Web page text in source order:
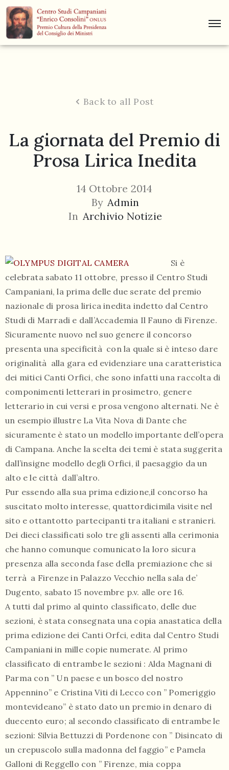
Centro
Museo
Curiosità
centrocampana@tiscali.it
Back to all Post
La giornata del Premio di
Prosa Lirica Inedita
14 Ottobre 2014
By Admin
In Archivio Notizie
Si è
celebrata sabato 11 ottobre, presso il Centro Studi
Campaniani, la prima delle due serate del premio
nazionale di prosa lirica inedita indetto dal Centro
Studi di Marradi e dall’Accademia Il Fauno di Firenze.
Sicuramente nuovo nel suo genere il concorso
presenta una specificità con la quale si è inteso dare
originalità alla gara ed evidenziare una caratteristica
dei mitici Canti Orfici, che sono infatti una raccolta di
componimenti letterari in prosimetro, genere
letterario in cui versi e prosa vengono alternati. Ne è
un esempio illustre La Vita Nova di Dante che
sicuramente è stato un modello importante dell’opera
di Campana. Anche la scelta dei temi è stata suggerita
dall’insigne modello degli Orfici, il paesaggio da un
alto e le città dall’altro.
Pur essendo alla sua prima edizione,il concorso ha
suscitato molto interesse, quattordicimila visite nel
sito e ottantotto partecipanti tra italiani e stranieri.
Dei dieci classificati solo tre gli assenti alla cerimonia
che hanno comunque comunicato la loro sicura
presenza alla seconda fase della premiazione che si
terrà a Firenze in Palazzo Vecchio nella sala de’
Dugento, sabato 15 novembre p.v. alle ore 16.
A tutti dal primo al quinto classificato, delle due
sezioni, è stata consegnata una copia anastatica della
prima edizione dei Canti Orfci, edita dal Centro Studi
Campaniani in mille copie numerate. Al primo
classificato di entrambe le sezioni : Alda Magnani di
Parma con ” Un paese e un bosco del nostro
Appennino” e Cristina Viti di Lecco con ” Pomeriggio
montevideano” è stato dato un premio in denaro di
duecento euro; al secondo classificato di entrambe le
sezioni: Silvia Bettuzzi di Pordenone con ” Disincato di
un crepuscolo sulla madonna del faggio” e Pamela
Galloni di Reggello con ” Firenze, mia coppa